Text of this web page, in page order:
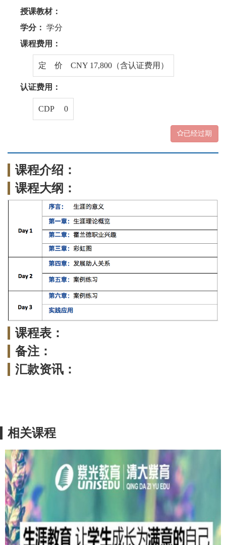
授课教材：
学分： 学分
课程费用：
定 价 CNY 17,800（含认证费用）
认证费用：
CDP 0
已经过期
课程介绍：
课程大纲：
课程表：
备注：
汇款资讯：
相关课程